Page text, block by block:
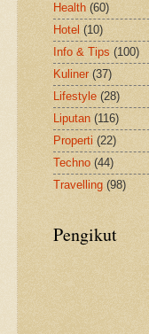
Health (60)
Hotel (10)
Info & Tips (100)
Kuliner (37)
Lifestyle (28)
Liputan (116)
Properti (22)
Techno (44)
Travelling (98)
Pengikut